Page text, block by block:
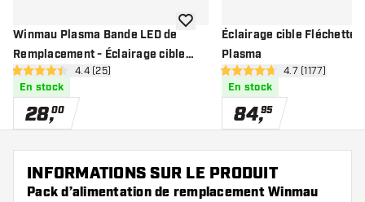
Winmau Plasma Bande LED de
Remplacement - Éclairage cible
Fléchettesouvrir le panneau des avis
4.4 étoiles de notation
4.4 (25)
En stock
28,00
ajouter à la liste de souhaits
Éclairage cible Fléchettes
Plasma
ouvrir le
4.7 étoiles de notation
4.7 (1177)
En stock
84,95
INFORMATIONS SUR LE PRODUIT
Pack d’alimentation de remplacement Winmau